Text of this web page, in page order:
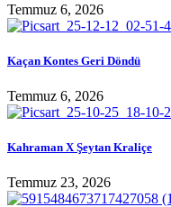
Temmuz 6, 2026
Kaçan Kontes Geri Döndü
Temmuz 6, 2026
Kahraman X Şeytan Kraliçe
Temmuz 23, 2026